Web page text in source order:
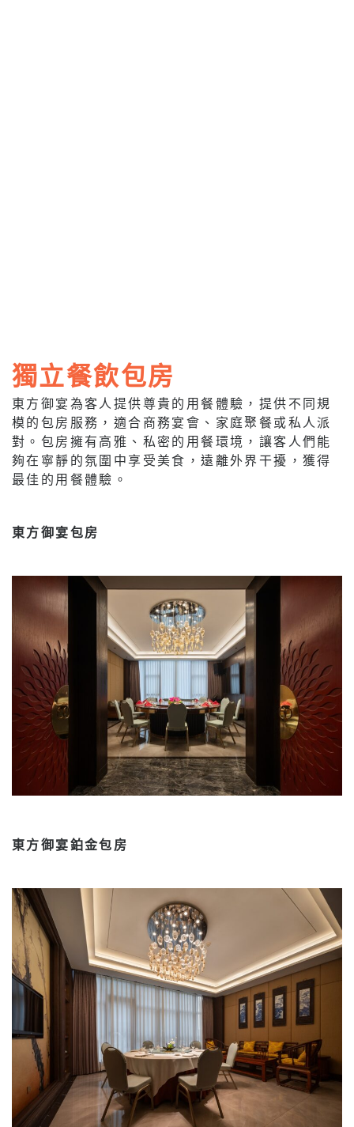
獨立餐飲包房
東方御宴為客人提供尊貴的用餐體驗，提供不同規
模的包房服務，適合商務宴會、家庭聚餐或私人派
對。包房擁有高雅、私密的用餐環境，讓客人們能
夠在寧靜的氛圍中享受美食，遠離外界干擾，獲得
最佳的用餐體驗。
東方御宴包房
東方御宴鉑金包房